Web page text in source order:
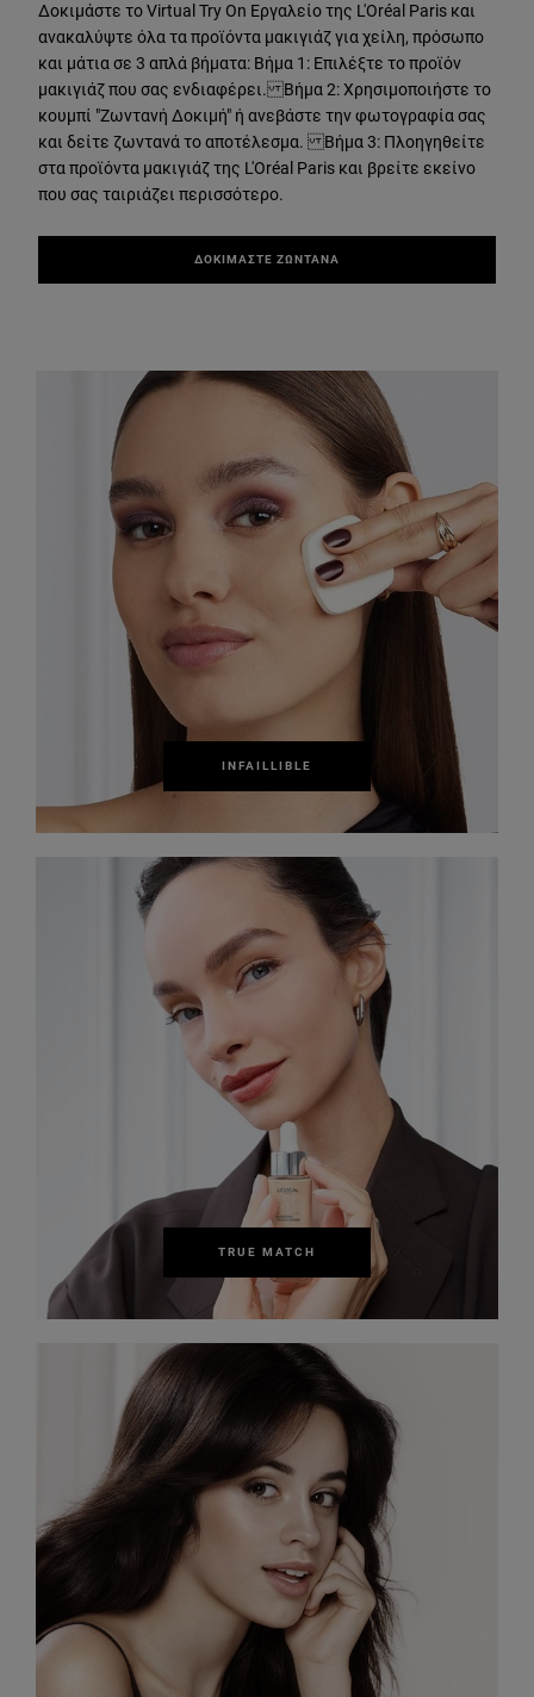
Δοκιμάστε το Virtual Try On Εργαλείο της L'Oréal Paris και
ανακαλύψτε όλα τα προϊόντα μακιγιάζ για χείλη, πρόσωπο
και μάτια σε 3 απλά βήματα: Βήμα 1: Επιλέξτε το προϊόν
μακιγιάζ που σας ενδιαφέρει. Βήμα 2: Χρησιμοποιήστε το
κουμπί "Ζωντανή Δοκιμή" ή ανεβάστε την φωτογραφία σας
και δείτε ζωντανά το αποτέλεσμα. Βήμα 3: Πλοηγηθείτε
στα προϊόντα μακιγιάζ της L'Oréal Paris και βρείτε εκείνο
που σας ταιριάζει περισσότερο.
ΔΟΚΙΜΑΣΤΕ ΖΩΝΤΑΝΑ
INFAILLIBLE
TRUE MATCH